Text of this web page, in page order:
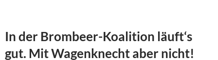
In der Brombeer-Koalition läuft‘s
gut. Mit Wagenknecht aber nicht!